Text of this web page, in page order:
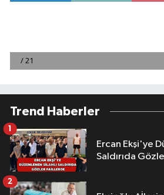
Trend Haberler
Ercan Ekşi'ye Düzenlenen Silahlı
Saldırıda
1
2